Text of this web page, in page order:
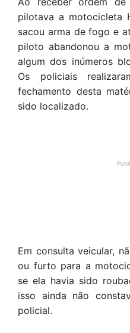
pilotava a motocicleta
sacou arma de fogo e
piloto abandonou a
algum dos inúmeros
Os policiais
fechamento desta
sido localizado.
Em consulta veicular,
ou furto para a
se ela havia sido
isso ainda não
policial.